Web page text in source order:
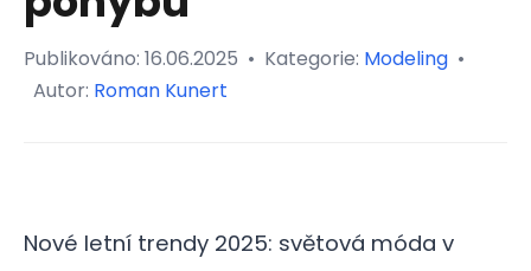
Publikováno: 16.06.2025 • Kategorie: Modeling •
Autor: Roman Kunert
Nové letní trendy 2025: světová móda v